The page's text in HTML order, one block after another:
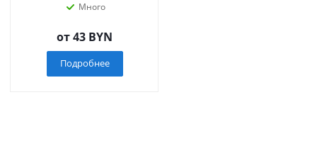
Много
от43 BYN
Подробнее